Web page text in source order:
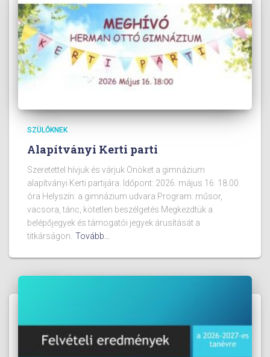
SZÜLŐKNEK
Alapítványi Kerti parti
Szeretettel hívjuk és várjuk Önöket a gimnázium
alapítványi Kerti partijára. Időpont: 2026. május 16. 18.00
óra Helyszín: a gimnázium udvara Program: műsor,
vacsora, tánc, kötetlen beszélgetés Megkezdtük a
belépőjegyek és támogatói jegyek árusítását a
titkárságon. Tovább…